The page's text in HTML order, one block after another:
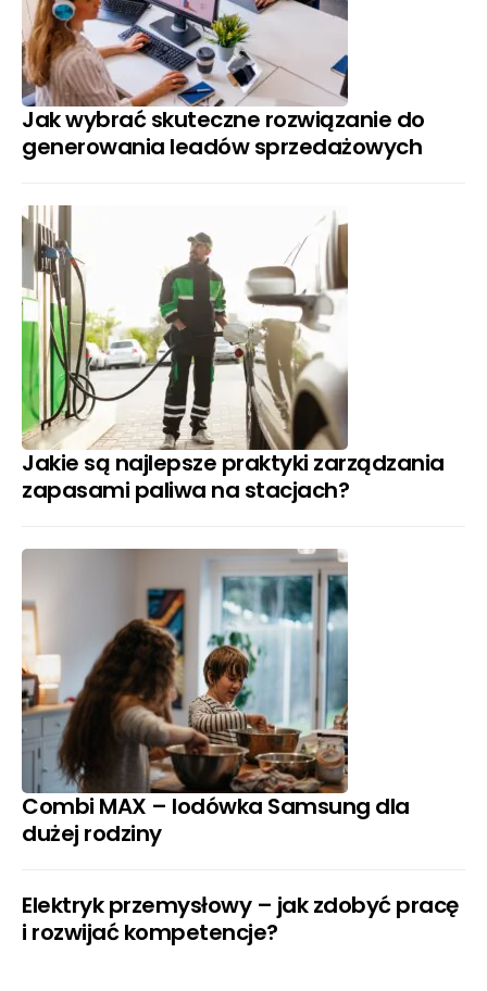
Jak wybrać skuteczne rozwiązanie do
generowania leadów sprzedażowych
Jakie są najlepsze praktyki zarządzania
zapasami paliwa na stacjach?
Combi MAX – lodówka Samsung dla
dużej rodziny
Elektryk przemysłowy – jak zdobyć pracę
i rozwijać kompetencje?